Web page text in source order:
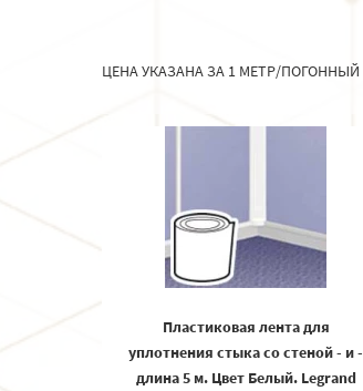
ЦЕНА УКАЗАНА ЗА 1 МЕТР/ПОГОННЫЙ
Пластиковая лента для
уплотнения стыка со стеной - и -
длина 5 м. Цвет Белый. Legrand